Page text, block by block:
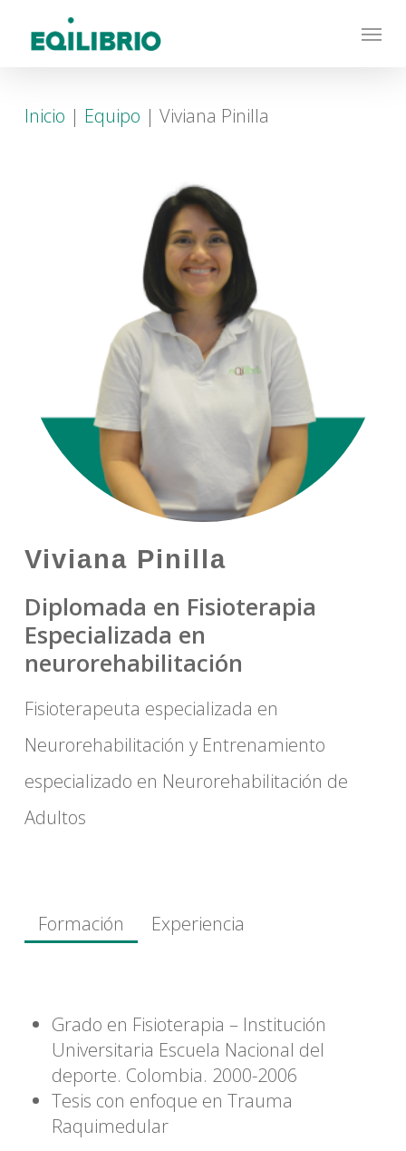
Menu
Inicio | Equipo | Viviana Pinilla
Viviana Pinilla
Diplomada en Fisioterapia
Especializada en
neurorehabilitación
Fisioterapeuta especializada en
Neurorehabilitación y Entrenamiento
especializado en Neurorehabilitación de
Adultos
Formación Experiencia
Grado en Fisioterapia – Institución
Universitaria Escuela Nacional del
deporte. Colombia. 2000-2006
Tesis con enfoque en Trauma
Raquimedular